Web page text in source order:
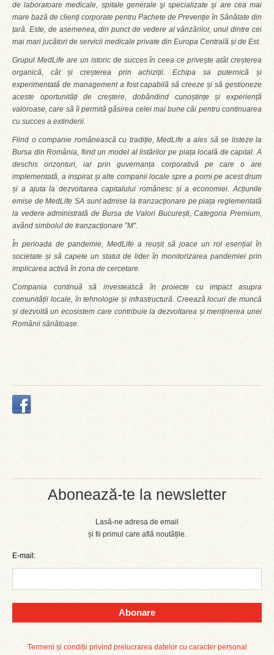
Abonează-te la newsletter
Lasă-ne adresa de email
și fii primul care află noutățile.
E-mail:
Abonare
Termeni și condiții privind prelucrarea datelor cu caracter personal
de laboratoare medicale, spitale generale şi specializate şi are cea mai
mare bază de clienţi corporate pentru Pachete de Prevenţie în Sănătate din
țară. Este, de asemenea, din punct de vedere al vânzărilor, unul dintre cei
mai mari jucători de servicii medicale private din Europa Centrală și de Est.
Grupul MedLife are un istoric de succes în ceea ce privește atât creșterea
organică, cât și creșterea prin achiziții. Echipa sa puternică și
experimentată de management a fost capabilă să creeze și să gestioneze
aceste oportunități de creștere, dobândind cunoștințe și experiență
valoroase, care să îi permită găsirea celei mai bune căi pentru continuarea
cu succes a extinderii.
Fiind o companie românească cu tradiție, MedLife a ales să se listeze la
Bursa din România, fiind un model al listărilor pe piața locală de capital. A
deschis orizonturi, iar prin guvernanța corporativă pe care o are
implementată, a inspirat și alte companii locale spre a porni pe acest drum
și a ajuta la dezvoltarea capitalului românesc și a economiei. Acțiunile
emise de MedLife SA sunt admise la tranzacționare pe piața reglementată
la vedere administrată de Bursa de Valori București, Categoria Premium,
având simbolul de tranzacționare ″M″.
În perioada de pandemie, MedLife a reușit să joace un rol esențial în
societate și să capete un statut de lider în monitorizarea pandemiei prin
implicarea activă în zona de cercetare.
Compania continuă să investească în proiecte cu impact asupra
comunității locale, în tehnologie și infrastructură. Creează locuri de muncă
și dezvoltă un ecosistem care contribuie la dezvoltarea și menținerea unei
Românii sănătoase.